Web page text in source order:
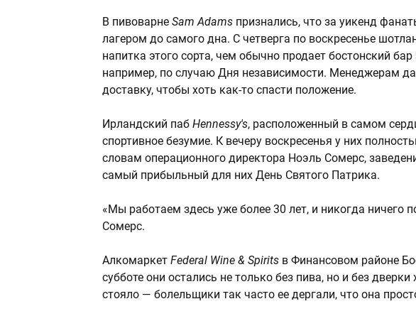
В пивоварне Sam Adams признались, что за уикенд
лагером до самого дна. С четверга по воскресенье
напитка этого сорта, чем обычно продает бостонский
например, по случаю Дня независимости. Менеджерам
доставку, чтобы хоть как-то спасти положение.
Ирландский паб Hennessy's, расположенный в самом
спортивное безумие. К вечеру воскресенья у них
словам операционного директора Ноэль Сомерс,
самый прибыльный для них День Святого Патрика.
«Мы работаем здесь уже более 30 лет, и никогда ничего
Сомерс.
Алкомаркет Federal Wine & Spirits в Финансовом районе
субботе они остались не только без пива, но и без
стояло — болельщики так часто ее дергали, что она